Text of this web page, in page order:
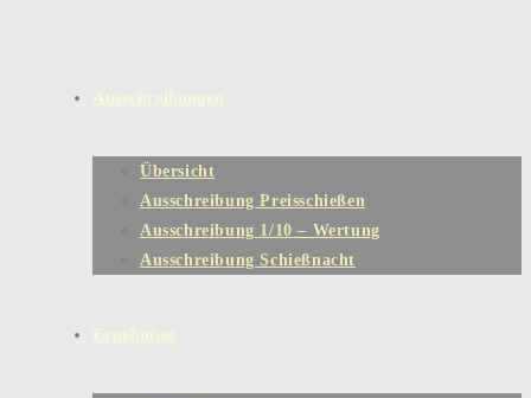
Übersicht
Ausschreibung Preisschießen
Ausschreibung 1/10 – Wertung
Ausschreibung Schießnacht